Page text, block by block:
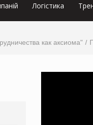
Логістика
как аксиома"